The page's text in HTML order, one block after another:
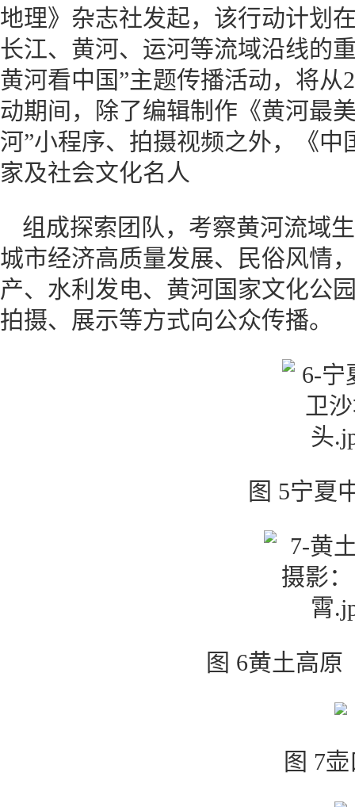
地理》杂志社发起，该行动计划
长江、黄河、运河等流域沿线的
黄河看中国”主题传播活动，将从
动期间，除了编辑制作《黄河最
河”小程序、拍摄视频之外，《
家及社会文化名人
组成探索团队，考察黄河流域
城市经济高质量发展、民俗风情
产、水利发电、黄河国家文化公
拍摄、展示等方式向公众传播。
图 5宁夏
图 6黄土高
图 7